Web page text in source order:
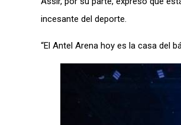
incesante del deporte.
“El Antel Arena hoy es la casa del